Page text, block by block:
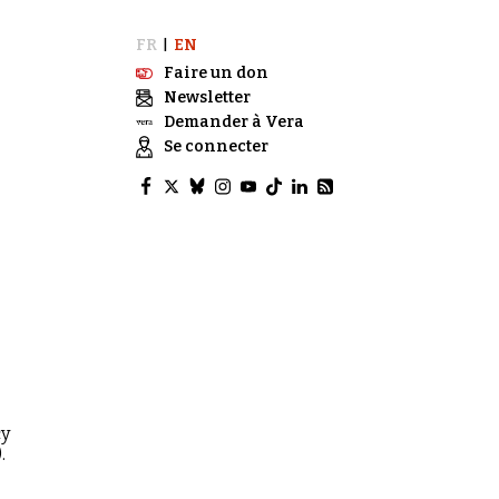
FR
EN
Faire un don
Newsletter
Demander à Vera
Se connecter